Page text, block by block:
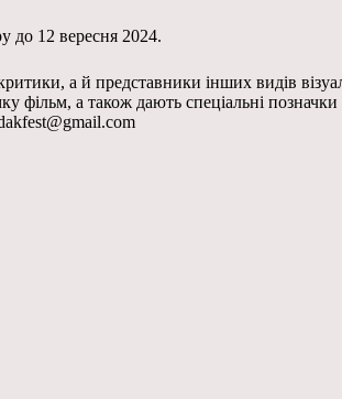
до 12 вересня 2024.
а й представники інших видів
фільм, а також дають спеціальні позначки